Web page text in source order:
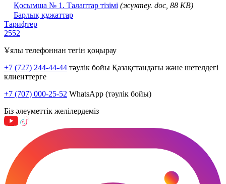
Қосымша № 1. Талаптар тізімі (жүктеу. doc, 88 KB)
Барлық құжаттар
Тарифтер
2552
Ұялы телефоннан тегін қоңырау
+7 (727) 244-44-44 тәулік бойы Қазақстандағы және шетелдегі
клиенттерге
+7 (707) 000-25-52 WhatsApp (тәулік бойы)
Біз әлеуметтік желілердеміз